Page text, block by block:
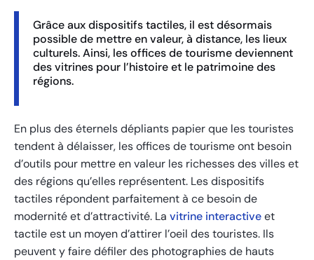
Grâce aux dispositifs tactiles, il est désormais
possible de mettre en valeur, à distance, les lieux
culturels. Ainsi, les offices de tourisme deviennent
des vitrines pour l’histoire et le patrimoine des
régions.
En plus des éternels dépliants papier que les touristes
tendent à délaisser, les offices de tourisme ont besoin
d’outils pour mettre en valeur les richesses des villes et
des régions qu’elles représentent. Les dispositifs
tactiles répondent parfaitement à ce besoin de
modernité et d’attractivité. La vitrine interactiveet
tactile est un moyen d’attirer l’oeil des touristes. Ils
peuvent y faire défiler des photographies de hauts